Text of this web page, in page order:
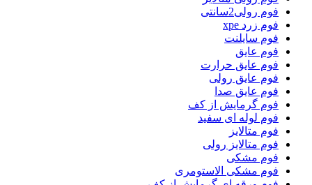
فوم رولی2سانتی
فوم زرد xpe
فوم سایلنت
فوم عایق
فوم عایق حرارت
فوم عایق رولی
فوم عایق صدا
فوم گرمایش از کف
فوم لوله ای سفید
فوم متالایز
فوم متالایز رولی
فوم مشکی
فوم مشکی الاستومری